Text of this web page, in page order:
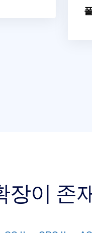
장이 존